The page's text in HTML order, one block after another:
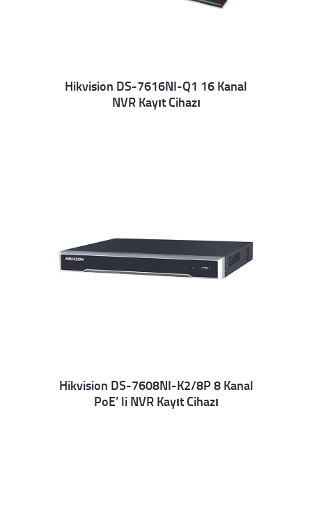
Details
Hikvision DS-7616NI-Q1 16 Kanal
NVR Kayıt Cihazı
Details
Hikvision DS-7608NI-K2/8P 8 Kanal
PoE’ li NVR Kayıt Cihazı